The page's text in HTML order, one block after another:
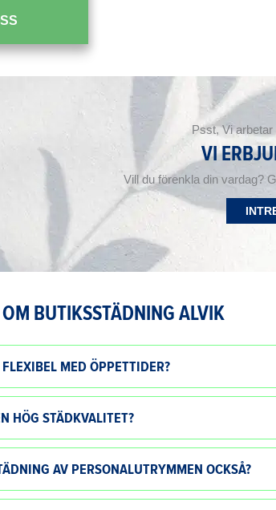
Psst, Vi
VI
Vill du förenkla din vardag?
BUTIKSSTÄDNING ALVIK
MED ÖPPETTIDER?
HÖG STÄDKVALITET?
AV PERSONALUTRYMMEN OCKSÅ?